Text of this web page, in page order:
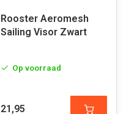
Rooster Aeromesh
Sailing Visor Zwart
Op voorraad
21,95